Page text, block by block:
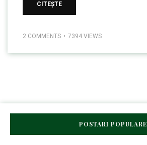
CITEȘTE
2 COMMENTS 7394 VIEWS
POSTARI POPULARE